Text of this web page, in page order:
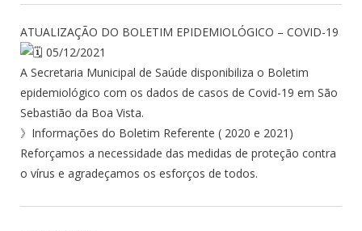
ATUALIZAÇÃO DO BOLETIM EPIDEMIOLÓGICO – COVID-19
05/12/2021
A Secretaria Municipal de Saúde disponibiliza o Boletim
epidemiológico com os dados de casos de Covid-19 em São
Sebastião da Boa Vista.
》Informações do Boletim Referente ( 2020 e 2021)
Reforçamos a necessidade das medidas de proteção contra
o vírus e agradeçamos os esforços de todos.